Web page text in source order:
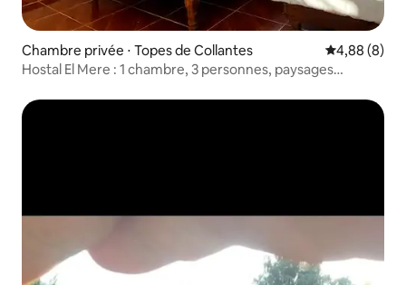
Chambre privée ⋅ Topes de Collantes Évaluation
4,88 (8)
Hostal El Mere : 1 chambre, 3 personnes, paysages